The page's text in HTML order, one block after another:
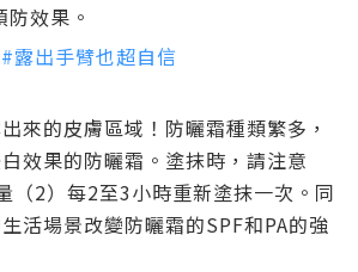
效果。
#露出手臂也超自信
來的皮膚區域！防曬霜種類繁多，
效果的防曬霜。塗抹時，請注意
（2）每2至3小時重新塗抹一次。同
活場景改變防曬霜的SPF和PA的強